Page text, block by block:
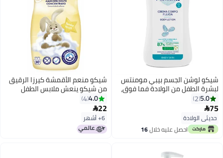
شيكو لوشن الجسم بيبي مومنتس
لبشرة الطفل من الولادة فما فوق،
200 مل5.0
2
75
حديثي الولادة
احصل عليه خلال16
شيكو منعم الأقمشة كيرزا الرقيق
من شيكو ينعش ملابس الطفل
ويجعلها ناعمة دون تهيج البشرة
الحساسة. حيث يجعل الأقمشة أكثر
نعومة وانتعاشاً وتفوح منها رائحة
عطرة، دون إتلاف الألياف أو التأثير
في الألوان. فهو يمنح دفعة لطيفة
4.0
4
22
6+ أشهر